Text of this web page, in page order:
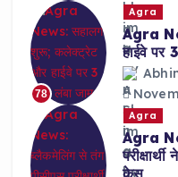
78
Agra
Agra
हाईवे पर
Agra
Agra
केस